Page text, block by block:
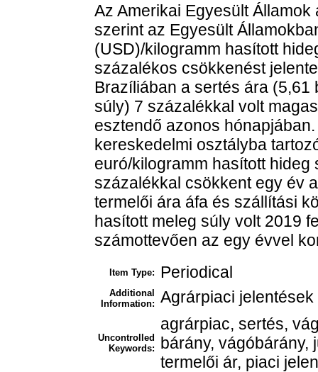
Az Amerikai Egyesült
szerint az Egyesült
(USD)/kilogramm hasított
százalékos csökkenést
Brazíliában a sertés ára
súly) 7 százalékkal volt
esztendő azonos
kereskedelmi osztályba
euró/kilogramm hasított
százalékkal csökkent egy év
termelői ára áfa és szállítási
hasított meleg súly volt 2019
számottevően az egy évvel
Item Type: Periodical
Additional
Information: Agrárpiaci jelentések
Uncontrolled
Keywords:
agrárpiac, sertés,
bárány, vágóbárány,
termelői ár, piaci